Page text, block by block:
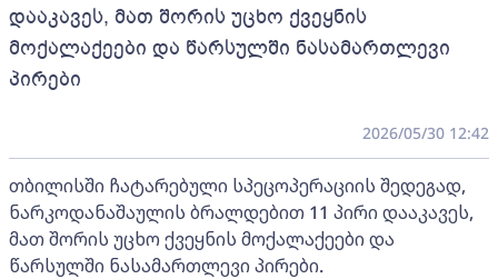
დააკავეს, მათ შორის უცხო ქვეყნის
მოქალაქეები და წარსულში ნასამართლევი
პირები
2026/05/30 12:42
თბილისში ჩატარებული სპეცოპერაციის შედეგად,
ნარკოდანაშაულის ბრალდებით 11 პირი დააკავეს,
მათ შორის უცხო ქვეყნის მოქალაქეები და
წარსულში ნასამართლევი პირები.